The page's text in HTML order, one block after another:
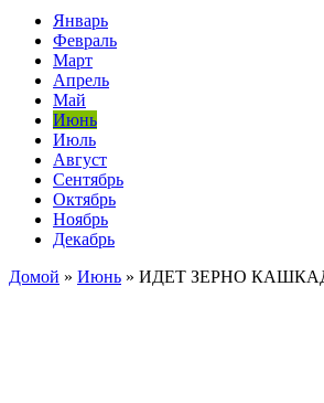
Январь
Февраль
Март
Апрель
Май
Июнь
Июль
Август
Сентябрь
Октябрь
Ноябрь
Декабрь
Домой » Июнь » ИДЕТ ЗЕРНО